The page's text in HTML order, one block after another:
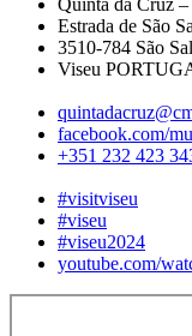
Estrada de São
3510-784 São
Viseu
facebook.com/
+351 232 423
#visitviseu
#viseu
#viseu2024
youtube.com/